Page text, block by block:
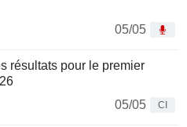
05/05
résultats pour le premier
05/05
CI